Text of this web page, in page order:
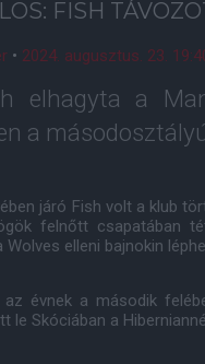
FISH
• 2024. augusztus. 23.
elhagyta a
a
járó Fish volt a klub
felnőtt csapatában
Wolves elleni bajnokin
az évnek a második
le Skóciában a